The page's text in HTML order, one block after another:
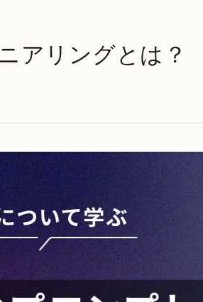
アリングとは